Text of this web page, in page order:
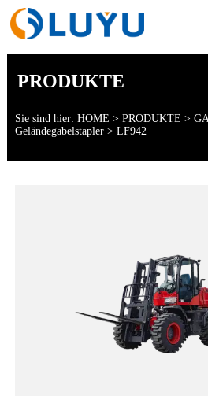
PRODUKTE
Sie sind hier: HOME > PRODUKTE >
Geländegabelstapler> LF942